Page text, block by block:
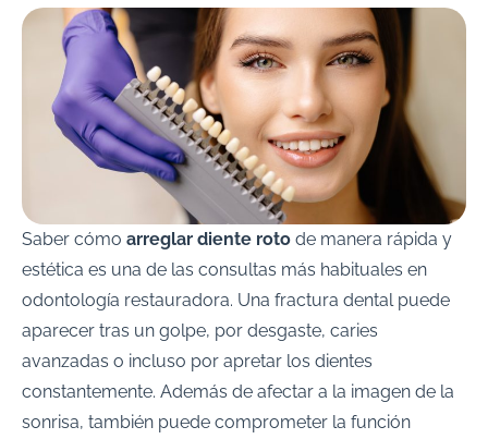
Saber cómo arreglar diente roto de manera rápida y
estética es una de las consultas más habituales en
odontología restauradora. Una fractura dental puede
aparecer tras un golpe, por desgaste, caries
avanzadas o incluso por apretar los dientes
constantemente. Además de afectar a la imagen de la
sonrisa, también puede comprometer la función